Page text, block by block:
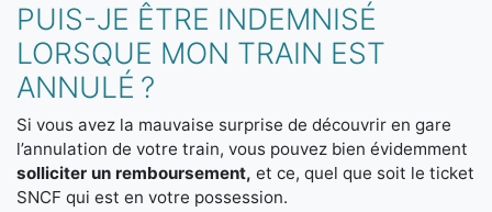
PUIS-JE ÊTRE INDEMNISÉ
LORSQUE MON TRAIN EST
ANNULÉ ?
Si vous avez la mauvaise surprise de découvrir en gare
l’annulation de votre train, vous pouvez bien évidemment
solliciter un remboursement, et ce, quel que soit le ticket
SNCF qui est en votre possession.